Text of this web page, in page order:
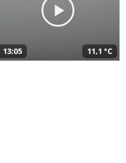
13:05 11,1 °C